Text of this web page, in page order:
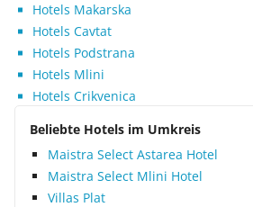
Hotels Makarska
Hotels Cavtat
Hotels Podstrana
Hotels Mlini
Hotels Crikvenica
Beliebte Hotels im Umkreis
Maistra Select Astarea Hotel
Maistra Select Mlini Hotel
Villas Plat